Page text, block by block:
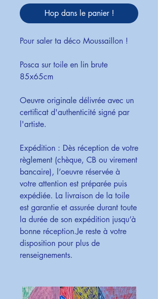
Hop dans le panier !
Pour saler ta déco Moussaillon !
Posca sur toile en lin brute
85x65cm
Oeuvre originale délivrée avec un
certificat d'authenticité signé par
l'artiste.
Expédition : Dès réception de votre
règlement (chèque, CB ou virement
bancaire), l’oeuvre réservée à
votre attention est préparée puis
expédiée. La livraison de la toile
est garantie et assurée durant toute
la durée de son expédition jusqu’à
bonne réception.Je reste à votre
disposition pour plus de
renseignements.